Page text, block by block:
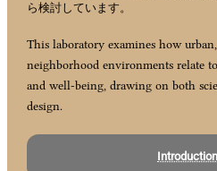
ら検討しています。
This laboratory examines how
neighborhood environments relate
and well-being, drawing on both
design.
Introduction